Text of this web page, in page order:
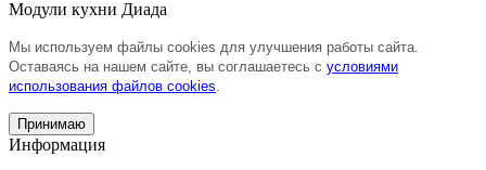
Модули кухни Диада
Мы используем файлы cookies для улучшения работы сайта.
Оставаясь на нашем сайте, вы соглашаетесь с условиями
использования файлов cookies
Принимаю
Информация